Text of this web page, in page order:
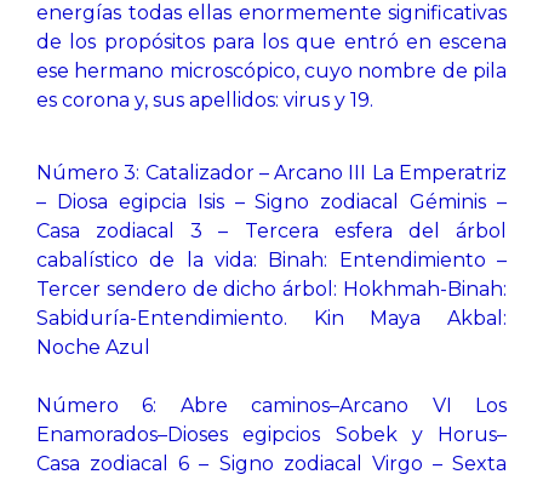
energías todas ellas enormemente significativas
de los propósitos para los que entró en escena
ese hermano microscópico, cuyo nombre de pila
es corona y, sus apellidos: virus y 19.
Número 3: Catalizador – Arcano III La Emperatriz
– Diosa egipcia Isis – Signo zodiacal Géminis –
Casa zodiacal 3 – Tercera esfera del árbol
cabalístico de la vida: Binah: Entendimiento –
Tercer sendero de dicho árbol: Hokhmah-Binah:
Sabiduría-Entendimiento. Kin Maya Akbal:
Noche Azul
Número 6: Abre caminos–Arcano VI Los
Enamorados–Dioses egipcios Sobek y Horus–
Casa zodiacal 6 – Signo zodiacal Virgo – Sexta